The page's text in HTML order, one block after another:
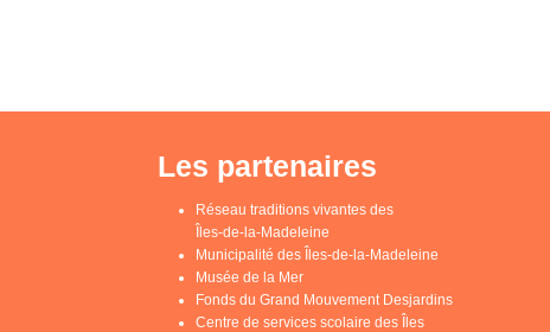
Les partenaires
Réseau traditions vivantes des
Îles-de-la-Madeleine
Municipalité des Îles-de-la-Madeleine
Musée de la Mer
Fonds du Grand Mouvement Desjardins
Centre de services scolaire des Îles